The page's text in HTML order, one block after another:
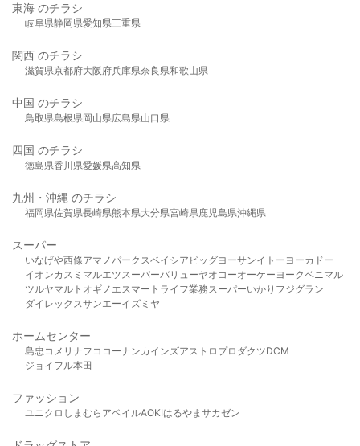
東海 のチラシ
岐阜県静岡県愛知県三重県
関西 のチラシ
滋賀県京都府大阪府兵庫県奈良県和歌山県
中国 のチラシ
鳥取県島根県岡山県広島県山口県
四国 のチラシ
徳島県香川県愛媛県高知県
九州・沖縄 のチラシ
福岡県佐賀県長崎県熊本県大分県宮崎県鹿児島県沖縄県
スーパー
いなげや西條アマノパークスベイシア ビッグヨーサンイトーヨーカドー
イオンカスミ マルエツスーパーバリューヤオコーオーケー ヨークベニマル
ツルヤマルト オギノ エスマート ライフ業務スーパーいかり フジグラン
ダイレックスサンエーイズミヤ
ホームセンター
島忠 コメリ ナフコ コーナンカインズアストロプロダクツDCM
ジョイフル本田
ファッション
ユニクロ しまむら アベイルAOKIはるやま サカゼン